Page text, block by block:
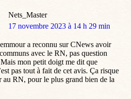
Nets_Master
dit
17 novembre 2023 à 14 h 29 min
a reconnu sur CNews avoir
avec le RN, pas question
mon petit doigt me dit que
pas tout à fait de cet avis. Ça risque
au RN, pour le plus grand bien de la